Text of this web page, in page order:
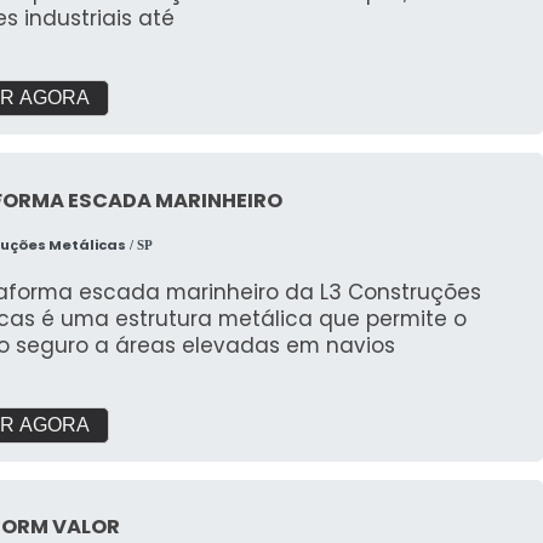
memorável para o público com portais
que combinam funcionalidade e impacto
industriais até
AGORA
ESCADA MARINHEIRO
Metálicas / SP
escada marinheiro da L3 Construções
é uma estrutura metálica que permite o
seguro a áreas elevadas em navios
AGORA
VALOR